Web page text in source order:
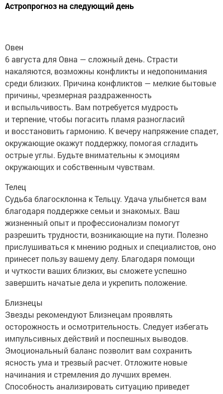
Астропрогноз на следующий день
Овен
6 августа для Овна — сложный день. Страсти
накаляются, возможны конфликты и недопонимания
среди близких. Причина конфликтов — мелкие бытовые
причины, чрезмерная раздраженность
и вспыльчивость. Вам потребуется мудрость
и терпение, чтобы погасить пламя разногласий
и восстановить гармонию. К вечеру напряжение спадет,
окружающие окажут поддержку, помогая сгладить
острые углы. Будьте внимательны к эмоциям
окружающих и собственным чувствам.
Телец
Судьба благосклонна к Тельцу. Удача улыбнется вам
благодаря поддержке семьи и знакомых. Ваш
жизненный опыт и профессионализм помогут
разрешить трудности, возникающие на пути. Полезно
прислушиваться к мнению родных и специалистов, оно
принесет пользу вашему делу. Благодаря помощи
и чуткости ваших близких, вы сможете успешно
завершить начатые дела и укрепить положение.
Близнецы
Звезды рекомендуют Близнецам проявлять
осторожность и осмотрительность. Следует избегать
импульсивных действий и поспешных выводов.
Эмоциональный баланс позволит вам сохранить
ясность ума и трезвый расчет. Отложите новые
начинания и стремления до лучших времен.
Способность анализировать ситуацию приведет